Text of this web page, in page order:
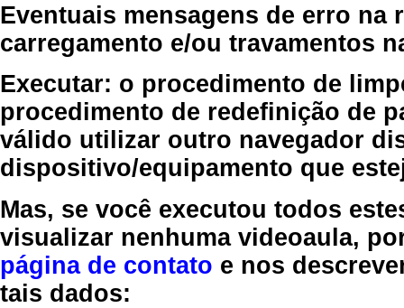
Eventuais mensagens de erro
carregamento e/ou travamentos
Executar: o procedimento de
procedimento de redefinição de
válido utilizar outro navegador
dispositivo/equipamento que
Mas, se você executou todos
visualizar nenhuma videoaula,
página de contato e nos
tais dados: